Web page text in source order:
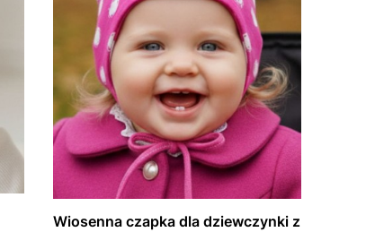
Wiosenna czapka dla dziewczynki z